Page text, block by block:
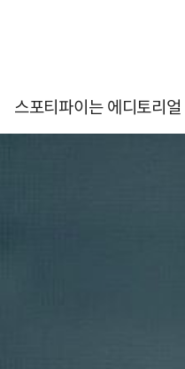
스포티파이는 에디토리